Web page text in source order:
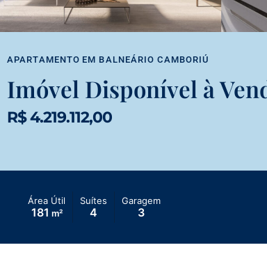
APARTAMENTO EM BALNEÁRIO CAMBORIÚ
Imóvel Disponível à
R$ 4.219.112,00
Área Útil
181 m²
Suítes
4
Garagem
3